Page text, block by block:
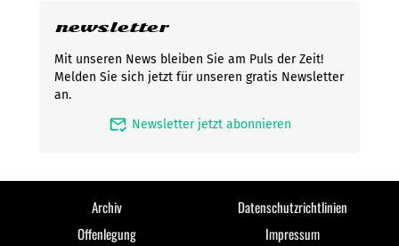
newsletter
Mit unseren News bleiben Sie am Puls der Zeit!
Melden Sie sich jetzt für unseren gratis Newsletter
an.
mark_email_read Newsletter jetzt abonnieren
Archiv
Datenschutzrichtlinien
Offenlegung
Impressum